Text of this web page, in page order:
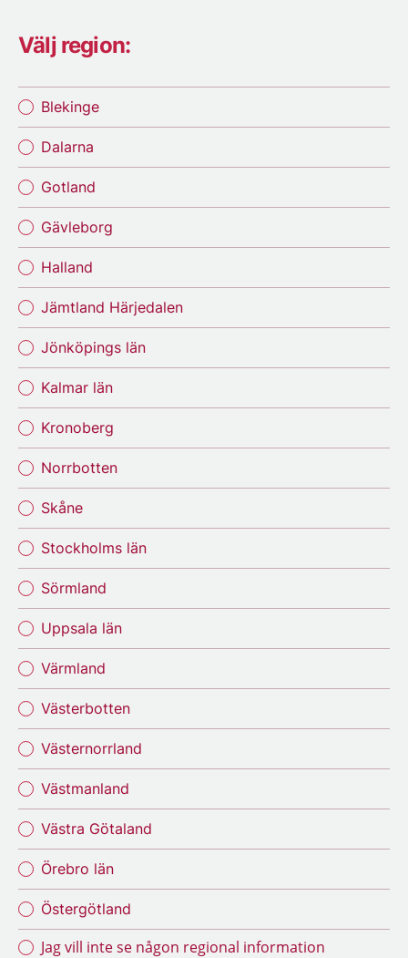
Välj region:
Blekinge
Dalarna
Gotland
Gävleborg
Halland
Jämtland Härjedalen
Jönköpings län
Kalmar län
Kronoberg
Norrbotten
Skåne
Stockholms län
Sörmland
Uppsala län
Värmland
Västerbotten
Västernorrland
Västmanland
Västra Götaland
Örebro län
Östergötland
Jag vill inte se någon regional information